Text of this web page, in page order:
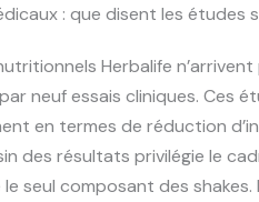
: que disent les études
Herbalife
neuf essais cliniques. Ces
en termes de réduction
des résultats privilégie le
seul composant des